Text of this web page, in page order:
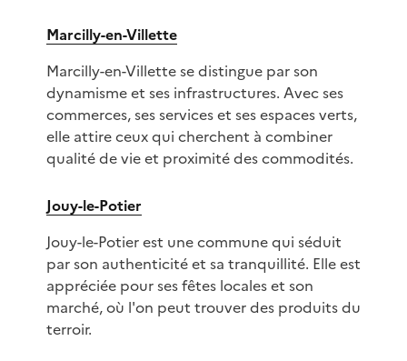
Marcilly-en-Villette
Marcilly-en-Villette se distingue par son
dynamisme et ses infrastructures. Avec ses
commerces, ses services et ses espaces verts,
elle attire ceux qui cherchent à combiner
qualité de vie et proximité des commodités.
Jouy-le-Potier
Jouy-le-Potier est une commune qui séduit
par son authenticité et sa tranquillité. Elle est
appréciée pour ses fêtes locales et son
marché, où l'on peut trouver des produits du
terroir.